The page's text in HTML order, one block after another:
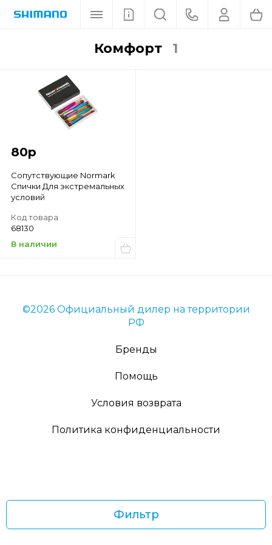
Комфорт 1
80р
Сопутствующие Normark
Спички Для экстремальных
условий
Код товара
68130
В наличии
Фильтр
©2026 Официальный дилер на территории
РФ
Бренды
Помощь
Условия возврата
Политика конфиденциальности